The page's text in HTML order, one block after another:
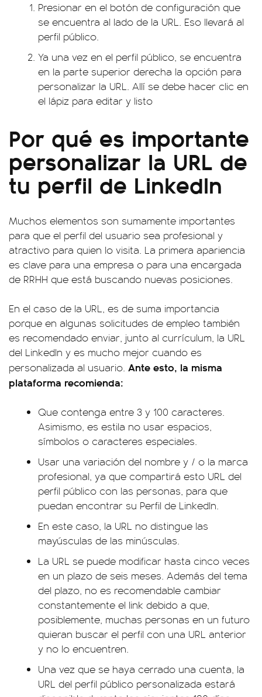
Presionar en el botón de configuración que
se encuentra al lado de la URL. Eso llevará al
perfil público.
Ya una vez en el perfil público, se encuentra
en la parte superior derecha la opción para
personalizar la URL. Allí se debe hacer clic en
el lápiz para editar y listo
Por qué es importante
personalizar la URL de
tu perfil de LinkedIn
Muchos elementos son sumamente importantes
para que el perfil del usuario sea profesional y
atractivo para quien lo visita. La primera apariencia
es clave para una empresa o para una encargada
de RRHH que está buscando nuevas posiciones.
En el caso de la URL, es de suma importancia
porque en algunas solicitudes de empleo también
es recomendado enviar, junto al currículum, la URL
del LinkedIn y es mucho mejor cuando es
personalizada al usuario. Ante esto, la misma
plataforma recomienda:
Que contenga entre 3 y 100 caracteres.
Asimismo, es estila no usar espacios,
símbolos o caracteres especiales.
Usar una variación del nombre y / o la marca
profesional, ya que compartirá esto URL del
perfil público con las personas, para que
puedan encontrar su Perfil de LinkedIn.
En este caso, la URL no distingue las
mayúsculas de las minúsculas.
La URL se puede modificar hasta cinco veces
en un plazo de seis meses. Además del tema
del plazo, no es recomendable cambiar
constantemente el link debido a que,
posiblemente, muchas personas en un futuro
quieran buscar el perfil con una URL anterior
y no lo encuentren.
Una vez que se haya cerrado una cuenta, la
URL del perfil público personalizada estará